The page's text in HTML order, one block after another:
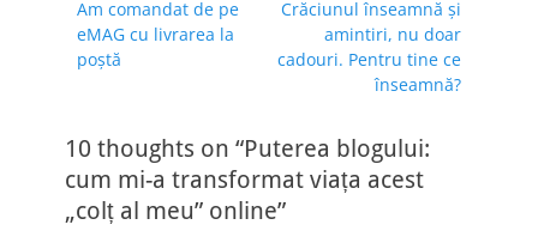
în
articole
Previous
post:
Am comandat de pe
eMAG cu livrarea la
poștă
Next
Crăciunul înseamnă și
amintiri, nu doar
cadouri. Pentru tine ce
înseamnă?
10 thoughts on “Puterea blogului:
cum mi-a transformat viața acest
„colț al meu” online”